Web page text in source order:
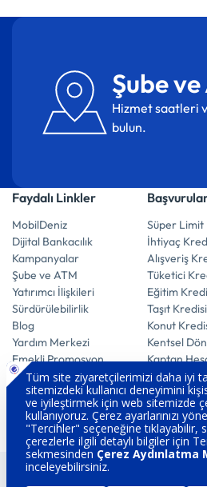
Şube
Hizmet saatleri
bulun.
Faydalı Linkler
MobilDeniz
Dijital Bankacılık
Kampanyalar
Şube ve ATM
Yatırımcı İlişkileri
Sürdürülebilirlik
Blog
Yardım Merkezi
Emekli Promosyon
Süper Limit
İhtiyaç
Alışveriş
Tüketici
Eğitim
Taşıt Kredisi
Konut
Kentsel
Kaptan
E-Mevduat
Vadeli
Vadeli Altın
Vadeli
Tasarruf
Çerez Aydınlatma
Gizlilik